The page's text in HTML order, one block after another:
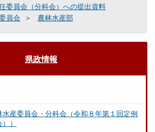
委員会（分科会）への提出資料
員会
農林水産部
県政情報
産委員会・分科会（令和８年第１回定例
）